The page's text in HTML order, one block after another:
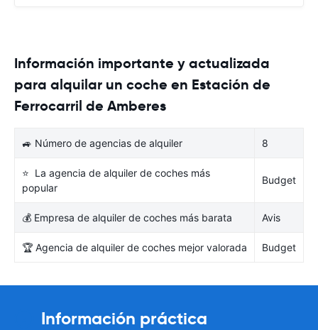
Información importante y actualizada
para alquilar un coche en Estación de
Ferrocarril de Amberes
🚙 Número de agencias de alquiler 8
⭐ La agencia de alquiler de coches más
popular
Budget
💰 Empresa de alquiler de coches más barata Avis
🏆 Agencia de alquiler de coches mejor valorada Budget
Información práctica